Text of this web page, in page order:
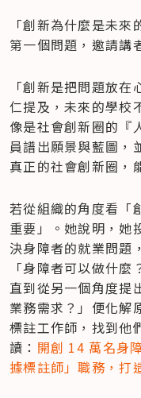
「創新為什麼是未
第一個問題，邀請講
「創新是把問題放
仁提及，未來的學
像是社會創新圈的
員譜出願景與藍圖，
真正的社會創新圈，
若從組織的角度看「
重要」。她說明，她
決身障者的就業問題
「身障者可以做什
直到從另一個角度提
業務需求？」便化解
標註工作師，找到他
讀： 開創 14 萬名身
據標註師」職務，打